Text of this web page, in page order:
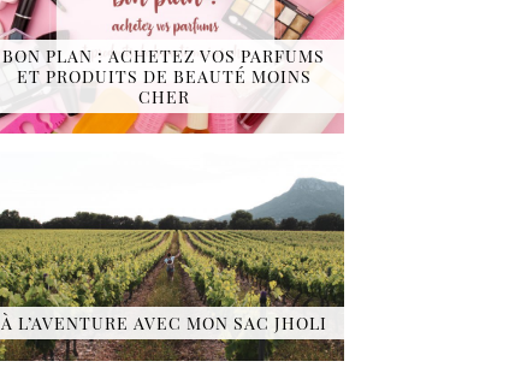
BON PLAN : ACHETEZ VOS PARFUMS
ET PRODUITS DE BEAUTÉ MOINS
CHER
À L’AVENTURE AVEC MON SAC JHOLI